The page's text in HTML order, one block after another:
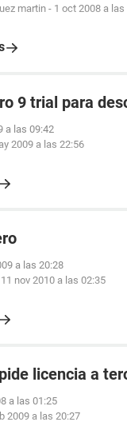
martin - 1 oct 2008 a las
9 trial para
a las 09:42
2009 a las 22:56
a las 20:28
11 nov 2010 a las 02:35
licencia a
a las 01:25
2009 a las 20:27